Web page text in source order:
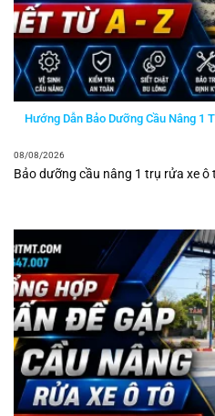
Hướng Dẫn Bảo Dưỡng Cầu Nâng 1
08/08/2026
Bảo dưỡng cầu nâng 1 trụ rửa xe ô